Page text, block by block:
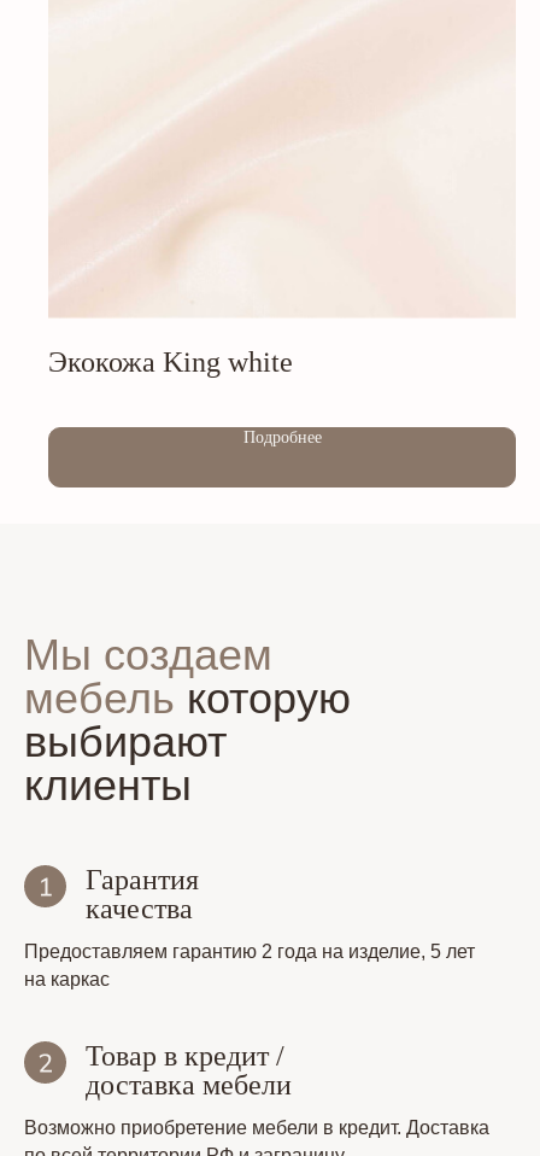
Экокожа King white
Подробнее
Мы создаем
мебель которую
выбирают
клиенты
Гарантия
качества
Предоставляем гарантию 2 года на изделие, 5 лет
на каркас
Товар в кредит /
доставка мебели
Возможно приобретение мебели в кредит. Доставка